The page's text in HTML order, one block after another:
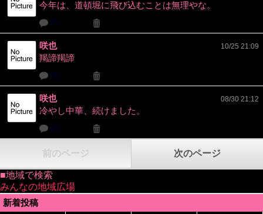
今年は、道頓堀に飛び込むことは無理やな。
(0)
咲也 10/25 21:09
羯諦羯諦
(0)
咲也 08/30 21:12
冷やし中華、続けました。
(2)
前のページ 次のページ
■地域で検索
みんなの地域広場
新着投稿